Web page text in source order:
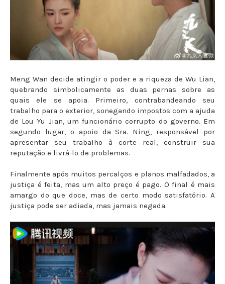
Meng Wan decide atingir o poder e a riqueza de Wu Lian,
quebrando simbolicamente as duas pernas sobre as
quais ele se apoia. Primeiro, contrabandeando seu
trabalho para o exterior, sonegando impostos com a ajuda
de Lou Yu Jian, um funcionário corrupto do governo. Em
segundo lugar, o apoio da Sra. Ning, responsável por
apresentar seu trabalho à corte real, construir sua
reputação e livrá-lo de problemas.
Finalmente após muitos percalços e planos malfadados, a
justiça é feita, mas um alto preço é pago. O final é mais
amargo do que doce, mas de certo modo satisfatório. A
justiça pode ser adiada, mas jamais negada.